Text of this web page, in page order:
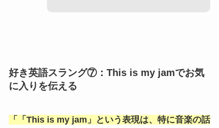
好き英語スラング⑦：This is my jamでお気
に入りを伝える
「 「This is my jam 」という表現は、特に音楽の話